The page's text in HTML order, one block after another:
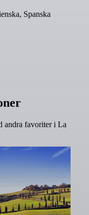
Spanska
andra favoriter i La